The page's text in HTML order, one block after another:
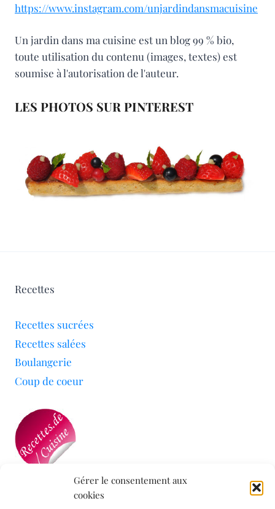
Gérer le consentement aux
cookies
https://www.instagram.com/unjardindansmacuisine
Un jardin dans ma cuisine est un blog 99 % bio,
toute utilisation du contenu (images, textes) est
soumise à l'autorisation de l'auteur.
LES PHOTOS SUR PINTEREST
Recettes
Recettes sucrées
Recettes salées
Boulangerie
Coup de coeur
Mon blog a été sélectionné par le site